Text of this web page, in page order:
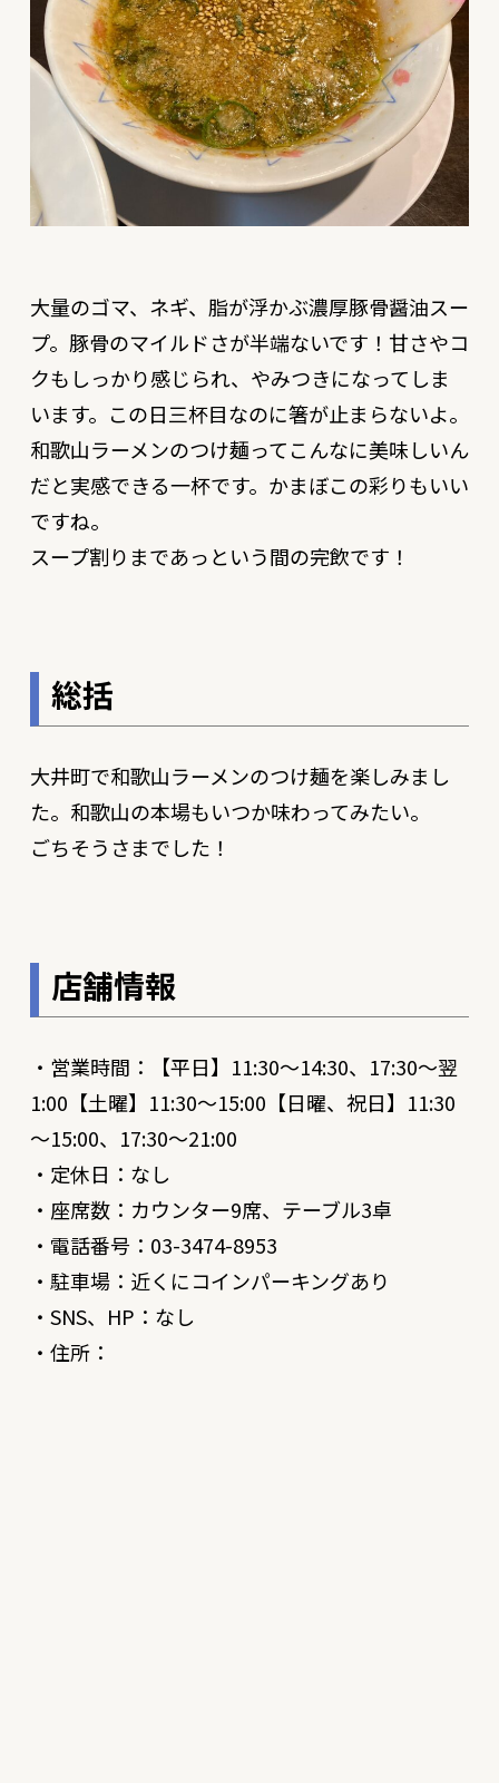
大量のゴマ、ネギ、脂が浮かぶ濃厚豚骨醤油スー
プ。豚骨のマイルドさが半端ないです！甘さやコ
クもしっかり感じられ、やみつきになってしま
います。この日三杯目なのに箸が止まらないよ。
和歌山ラーメンのつけ麺ってこんなに美味しいん
だと実感できる一杯です。かまぼこの彩りもいい
ですね。
スープ割りまであっという間の完飲です！
総括
大井町で和歌山ラーメンのつけ麺を楽しみまし
た。和歌山の本場もいつか味わってみたい。
ごちそうさまでした！
店舗情報
・営業時間：【平日】11:30～14:30、17:30～翌
1:00【土曜】11:30～15:00【日曜、祝日】11:30
～15:00、17:30～21:00
・定休日：なし
・座席数：カウンター9席、テーブル3卓
・電話番号：03-3474-8953
・駐車場：近くにコインパーキングあり
・SNS、HP：なし
・住所：